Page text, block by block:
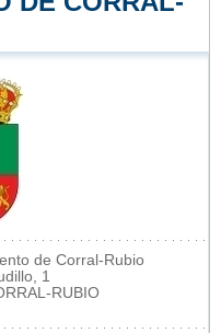
de Corral-Rubio
1
RUBIO